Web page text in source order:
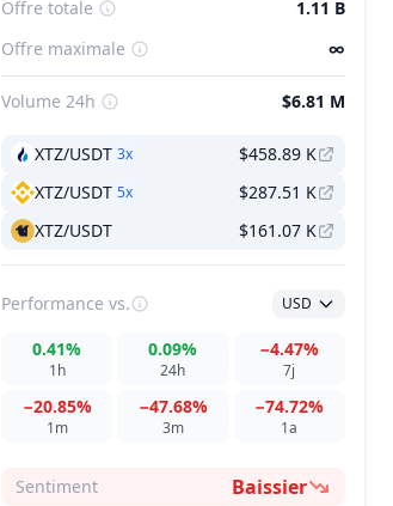
Offre totale
1.11 B
Offre maximale
∞
Volume 24h $6.81 M
XTZ/USDT 3x
$458.89 K
XTZ/USDT 5x
$287.51 K
XTZ/USDT
$161.07 K
Performance vs. USD
1h
0.41%
24h
0.09%
7j
−4.47%
1m
−20.85%
3m
−47.68%
1a
−74.72%
Sentiment Baissier